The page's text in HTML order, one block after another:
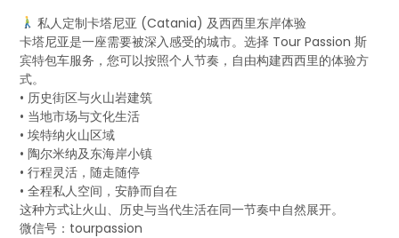
私人定制卡塔尼亚 (Catania) 及西西里东岸体验
卡塔尼亚是一座需要被深入感受的城市。选择 Tour Passion 斯
宾特包车服务，您可以按照个人节奏，自由构建西西里的体验方
式。
• 历史街区与火山岩建筑
• 当地市场与文化生活
• 埃特纳火山区域
• 陶尔米纳及东海岸小镇
• 行程灵活，随走随停
• 全程私人空间，安静而自在
这种方式让火山、历史与当代生活在同一节奏中自然展开。
微信号：tourpassion